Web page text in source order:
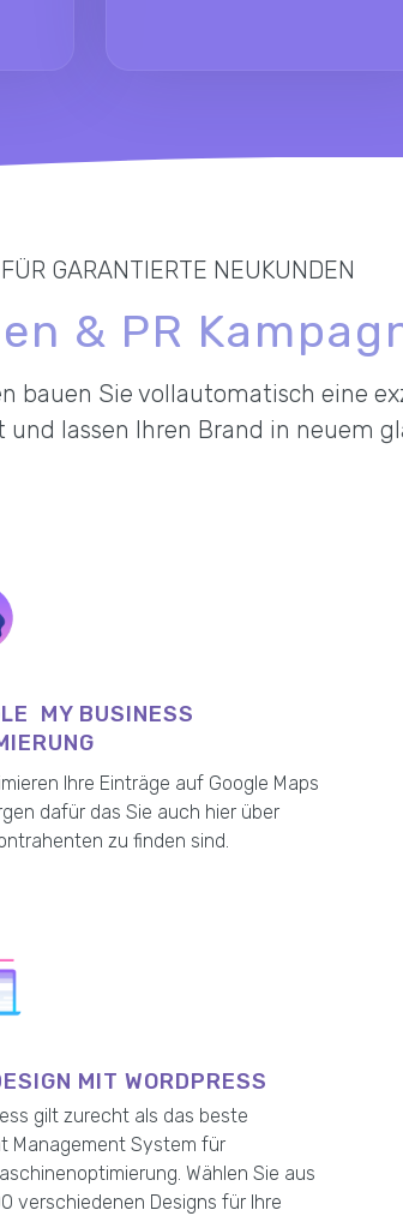
GARANTIERTE NEUKUNDEN
& PR
bauen Sie vollautomatisch eine
lassen Ihren Brand in neuem
MY BUSINESS
Ihre Einträge auf Google Maps
dafür das Sie auch hier über
zu finden sind.
MIT WORDPRESS
gilt zurecht als das beste
Management System für
Wählen Sie aus
verschiedenen Designs für Ihre